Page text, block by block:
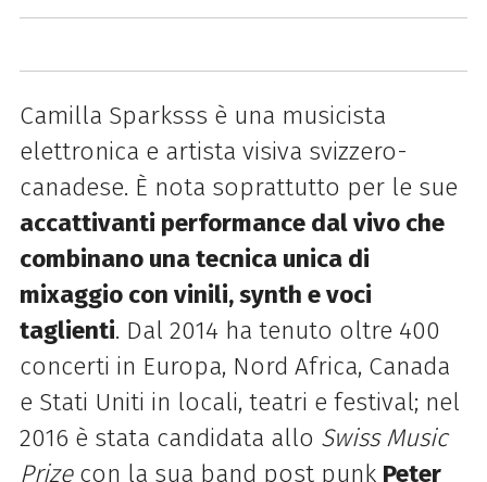
Camilla Sparksss è una musicista
elettronica e artista visiva svizzero-
canadese. È nota soprattutto per le sue
accattivanti performance dal vivo che
combinano una tecnica unica di
mixaggio con vinili, synth e voci
taglienti. Dal 2014 ha tenuto oltre 400
concerti in Europa, Nord Africa, Canada
e Stati Uniti in locali, teatri e festival; nel
2016 è stata candidata allo Swiss Music
Prizecon la sua band post punk Peter